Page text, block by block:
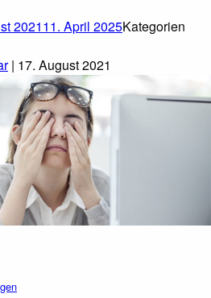
202111. April 2025Kategorien
| 17. August 2021